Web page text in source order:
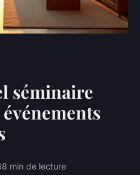
séminaire
8 min de lecture